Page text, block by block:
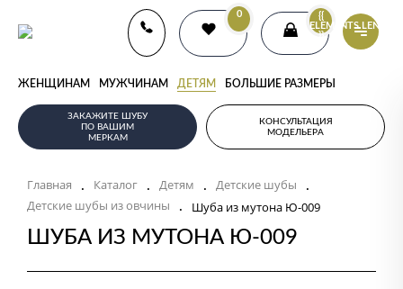
0
{{
ELEMENTS.LENGTH
}}
ЖЕНЩИНАМ МУЖЧИНАМ ДЕТЯМ БОЛЬШИЕ РАЗМЕРЫ
ЗАКАЖИТЕ ШУБУ
ПО ВАШИМ
МЕРКАМ
КОНСУЛЬТАЦИЯ
МОДЕЛЬЕРА
Главная . Каталог . Детям . Детские шубы .
Детские шубы из овчины . Шуба из мутона Ю-009
ШУБА ИЗ МУТОНА Ю-009